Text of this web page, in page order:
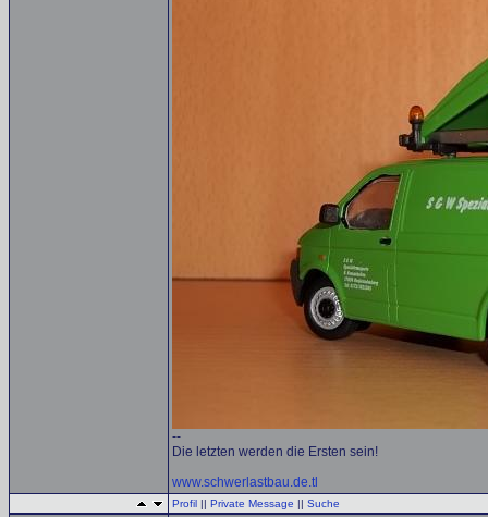
--
Die letzten werden die Ersten sein!
www.schwerlastbau.de.tl
Profil || Private Message || Suche